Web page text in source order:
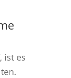
ist es